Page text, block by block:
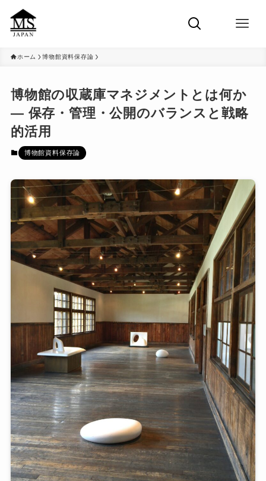
ホーム 博物館資料保存論
博物館の収蔵庫マネジメントとは何か
― 保存・管理・公開のバランスと戦略
的活用
博物館資料保存論